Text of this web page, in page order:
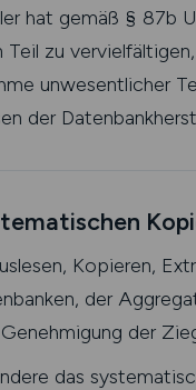
hat gemäß § 87b
Teil zu
unwesentlicher
der
Kopieren,
der
der
das